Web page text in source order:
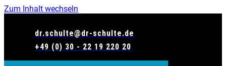
Zum Inhalt wechseln
dr.schulte@dr-schulte.de
+49 (0) 30 - 22 19 220 20